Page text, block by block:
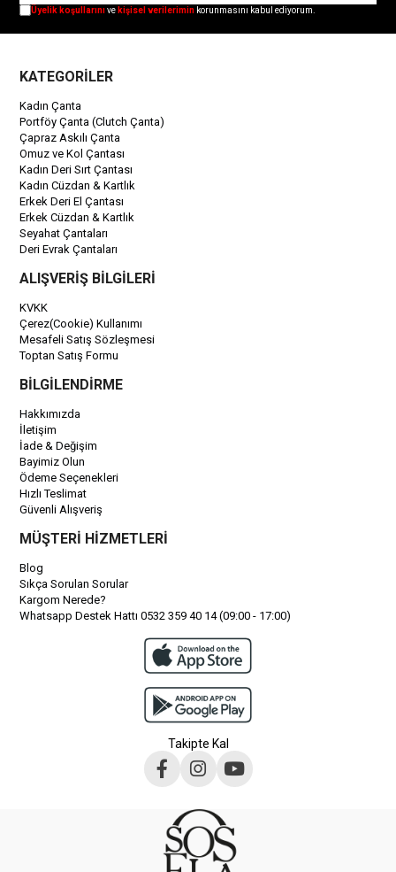
Üyelik koşullarınıve kişisel verilerimin korunmasını kabul ediyorum.
KATEGORİLER
Kadın Çanta
Portföy Çanta (Clutch Çanta)
Çapraz Askılı Çanta
Omuz ve Kol Çantası
Kadın Deri Sırt Çantası
Kadın Cüzdan & Kartlık
Erkek Deri El Çantası
Erkek Cüzdan & Kartlık
Seyahat Çantaları
Deri Evrak Çantaları
ALIŞVERİŞ BİLGİLERİ
KVKK
Çerez(Cookie) Kullanımı
Mesafeli Satış Sözleşmesi
Toptan Satış Formu
BİLGİLENDİRME
Hakkımızda
İletişim
İade & Değişim
Bayimiz Olun
Ödeme Seçenekleri
Hızlı Teslimat
Güvenli Alışveriş
MÜŞTERİ HİZMETLERİ
Blog
Sıkça Sorulan Sorular
Kargom Nerede?
Whatsapp Destek Hattı 0532 359 40 14 (09:00 - 17:00)
Takipte Kal